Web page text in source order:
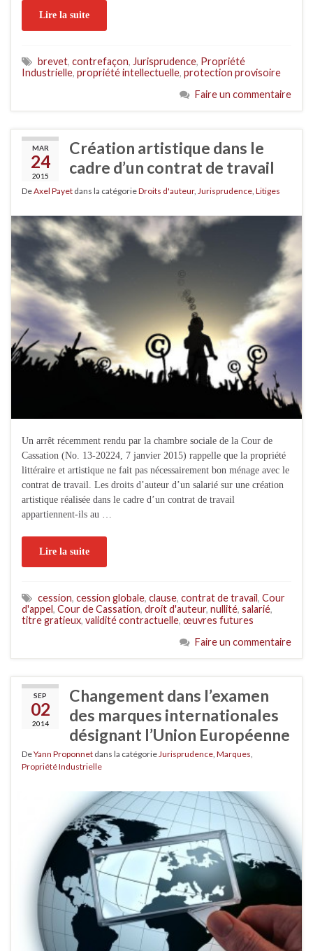
Lire la suite
brevet, contrefaçon, Jurisprudence, Propriété
Industrielle, propriété intellectuelle, protection provisoire
Faire un commentaire
MAR
24
2015
Création artistique dans le
cadre d’un contrat de travail
DeAxel Payet dans la catégorieDroits d'auteur, Jurisprudence, Litiges
Un arrêt récemment rendu par la chambre sociale de la Cour de
Cassation (No. 13-20224, 7 janvier 2015) rappelle que la propriété
littéraire et artistique ne fait pas nécessairement bon ménage avec le
contrat de travail. Les droits d’auteur d’un salarié sur une création
artistique réalisée dans le cadre d’un contrat de travail
appartiennent-ils au …
Lire la suite
cession, cession globale, clause, contrat de travail, Cour
d'appel, Cour de Cassation, droit d'auteur, nullité, salarié,
titre gratieux, validité contractuelle, œuvres futures
Faire un commentaire
SEP
02
2014
Changement dans l’examen
des marques internationales
désignant l’Union Européenne
DeYann Proponnet dans la catégorie Jurisprudence Marques
Propriété Industrielle